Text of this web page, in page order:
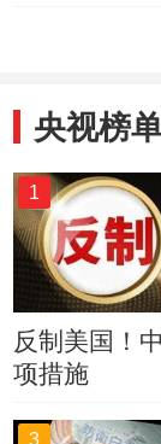
央视榜
1
反制美国！
项措施